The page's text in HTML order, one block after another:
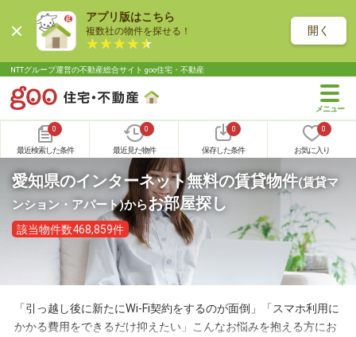
アプリ版はこちら
複数社の物件を探せる！ 開く
NTTグループ運営の不動産総合サイト goo住宅・不動産
0
最近検索した条件
0
最近見た物件
0
保存した条件
0
お気に入り
愛知県のインターネット無料の賃貸物件(賃貸マ
ンション・アパート)からお部屋探し
該当物件数468,859件
「引っ越し後に新たにWi-Fi契約をするのが面倒」「スマホ利用に
かかる費用をできるだけ抑えたい」こんなお悩みを抱える方にお